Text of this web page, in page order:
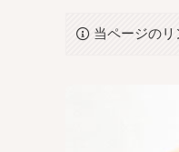
当ページのリ